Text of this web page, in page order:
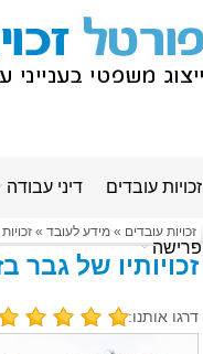
זכויות עובדים דיני עבודה
פרישה
זכויות עובדים » מידע לעובד »
זכויותיו של
דרגו אותנו: